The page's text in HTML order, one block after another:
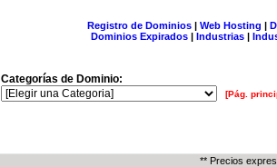
Registro de Dominios| Web Hosting |
Dominios Expirados | Industrias |
Categorías de Dominio:
[Pág.
** Precios